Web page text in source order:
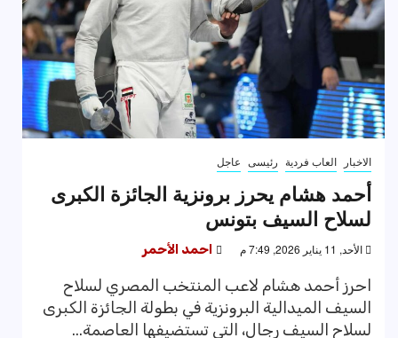
الاخبار العاب فردية رئيسى عاجل
أحمد هشام يحرز برونزية الجائزة الكبرى
لسلاح السيف بتونس
الأحد, 11 يناير 2026, 7:49 م احمد الأحمر
احرز أحمد هشام لاعب المنتخب المصري لسلاح
السيف الميدالية البرونزية في بطولة الجائزة الكبرى
لسلاح السيف رجال، التي تستضيفها العاصمة...